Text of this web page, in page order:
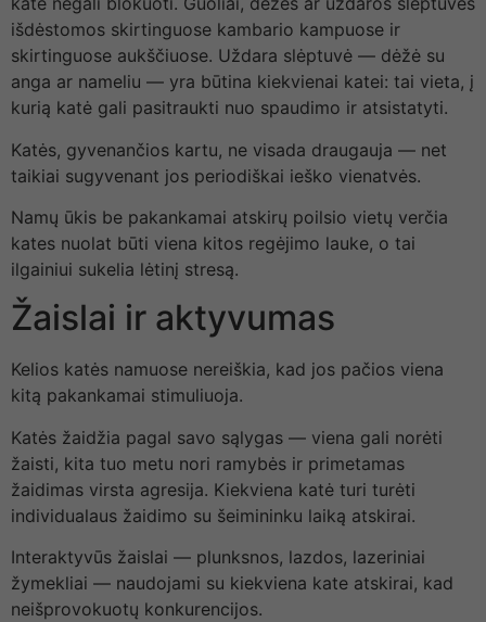
išdėstomos skirtinguose kambario kampuose ir
skirtinguose aukščiuose. Uždara slėptuvė — dėžė su
anga ar nameliu — yra būtina kiekvienai katei: tai vieta, į
kurią katė gali pasitraukti nuo spaudimo ir atsistatyti.
Katės, gyvenančios kartu, ne visada draugauja — net
taikiai sugyvenant jos periodiškai ieško vienatvės.
Namų ūkis be pakankamai atskirų poilsio vietų verčia
kates nuolat būti viena kitos regėjimo lauke, o tai
ilgainiui sukelia lėtinį stresą.
Žaislai ir aktyvumas
Kelios katės namuose nereiškia, kad jos pačios viena
kitą pakankamai stimuliuoja.
Katės žaidžia pagal savo sąlygas — viena gali norėti
žaisti, kita tuo metu nori ramybės ir primetamas
žaidimas virsta agresija. Kiekviena katė turi turėti
individualaus žaidimo su šeimininku laiką atskirai.
Interaktyvūs žaislai — plunksnos, lazdos, lazeriniai
žymekliai — naudojami su kiekviena kate atskirai, kad
neišprovokuotų konkurencijos.